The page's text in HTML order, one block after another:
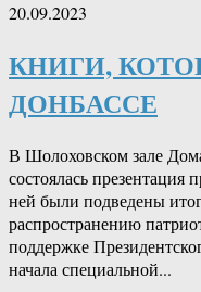
20.09.2023
КНИГИ,
ДОНБАССЕ
В Шолоховском зале
состоялась презентация
ней были подведены
распространению
поддержке
начала специальной...